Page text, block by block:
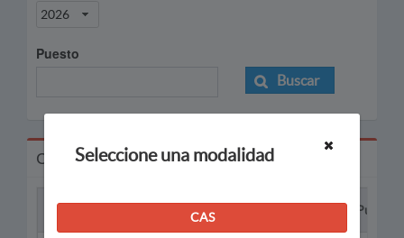
2026
Puesto
Buscar
Convocatorias
Puesto
Seleccione una modalidad
CAS